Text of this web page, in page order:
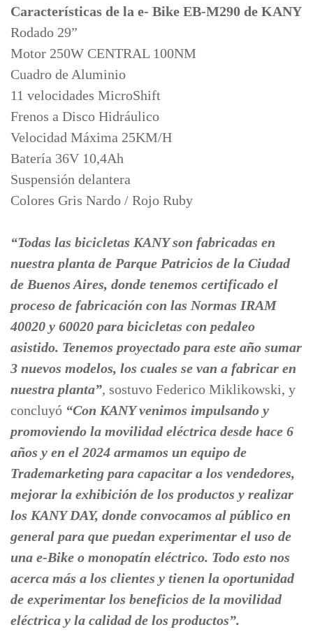
Características de la e- Bike EB-M290 de KANY
Rodado 29”
Motor 250W CENTRAL 100NM
Cuadro de Aluminio
11 velocidades MicroShift
Frenos a Disco Hidráulico
Velocidad Máxima 25KM/H
Batería 36V 10,4Ah
Suspensión delantera
Colores Gris Nardo / Rojo Ruby
“Todas las bicicletas KANY son fabricadas en
nuestra planta de Parque Patricios de la Ciudad
de Buenos Aires, donde tenemos certificado el
proceso de fabricación con las Normas IRAM
40020 y 60020 para bicicletas con pedaleo
asistido. Tenemos proyectado para este año sumar
3 nuevos modelos, los cuales se van a fabricar en
nuestra planta”, sostuvo Federico Miklikowski, y
concluyó “Con KANY venimos impulsando y
promoviendo la movilidad eléctrica desde hace 6
años y en el 2024 armamos un equipo de
Trademarketing para capacitar a los vendedores,
mejorar la exhibición de los productos y realizar
los KANY DAY, donde convocamos al público en
general para que puedan experimentar el uso de
una e-Bike o monopatín eléctrico. Todo esto nos
acerca más a los clientes y tienen la oportunidad
de experimentar los beneficios de la movilidad
eléctrica y la calidad de los productos”.